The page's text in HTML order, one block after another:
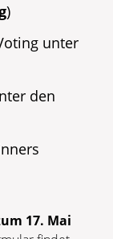
)
unter
den
17. Mai